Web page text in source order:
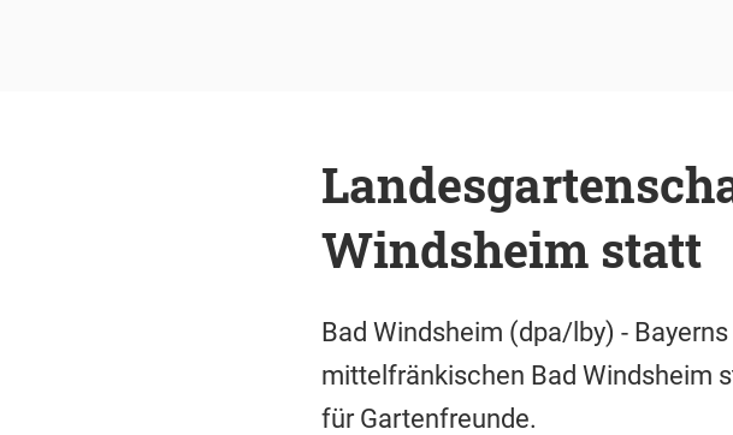
Windsheim statt
Bad Windsheim (dpa/lby) -
mittelfränkischen Bad Windsheim
für Gartenfreunde.